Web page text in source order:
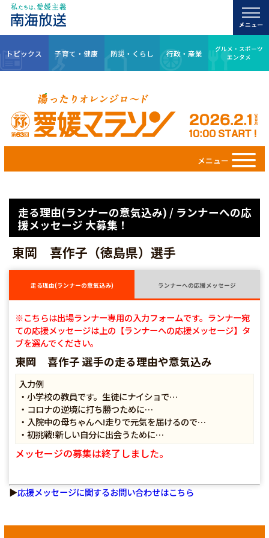
トピックス 子育て・健康 防災・くらし 行政・産業
グルメ・スポーツ
エンタメ
メニュー
走る理由(ランナーの意気込み) / ランナーへの応
援メッセージ 大募集！
東岡 喜作子（徳島県）選手
走る理由(ランナーの意気込み) ランナーへの応援メッセージ
※こちらは出場ランナー専用の入力フォームです。ランナー宛
ての応援メッセージは上の【ランナーへの応援メッセージ】タ
ブを選んでください。
東岡 喜作子 選手の走る理由や意気込み
入力例
・小学校の教員です。生徒にナイショで…
・コロナの逆境に打ち勝つために…
・入院中の母ちゃんへ!走りで元気を届けるので…
・初挑戦!新しい自分に出会うために…
メッセージの募集は終了しました。
▶応援メッセージに関するお問い合わせはこちら